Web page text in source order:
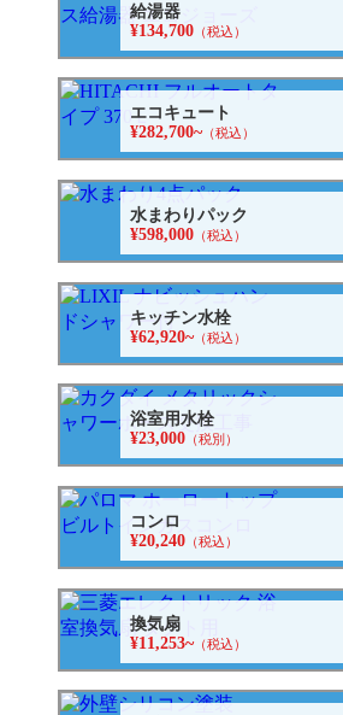
給湯器
¥134,700 （税込）
エコキュート
¥282,700~（税込）
水まわりパック
¥598,000 （税込）
キッチン水栓
¥62,920~（税込）
浴室用水栓
¥23,000 （税別）
コンロ
¥20,240 （税込）
換気扇
¥11,253~（税込）